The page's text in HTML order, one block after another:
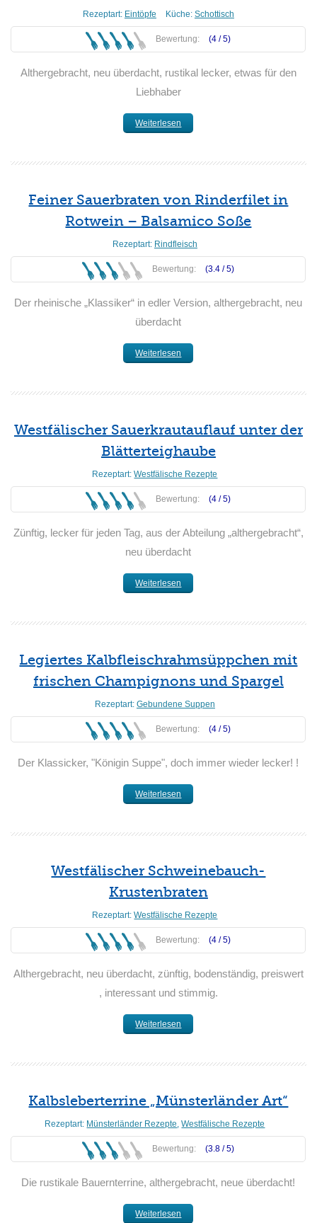
Rezeptart: Eintöpfe Küche: Schottisch
Bewertung: (4 /5)
Althergebracht, neu überdacht, rustikal lecker, etwas für den
Liebhaber
Weiterlesen
Feiner Sauerbraten von Rinderfilet in
Rotwein – Balsamico Soße
Rezeptart: Rindfleisch
Bewertung: (3.4 /5)
Der rheinische „Klassiker“ in edler Version, althergebracht, neu
überdacht
Weiterlesen
Westfälischer Sauerkrautauflauf unter der
Blätterteighaube
Rezeptart:Westfälische Rezepte
Bewertung: (4 /5)
Zünftig, lecker für jeden Tag, aus der Abteilung „althergebracht“,
neu überdacht
Weiterlesen
Legiertes Kalbfleischrahmsüppchen mit
frischen Champignons und Spargel
Rezeptart: Gebundene Suppen
Bewertung: (4 /5)
Der Klassicker, "Königin Suppe", doch immer wieder lecker! !
Weiterlesen
Westfälischer Schweinebauch-
Krustenbraten
Rezeptart:Westfälische Rezepte
Bewertung: (4 /5)
Althergebracht, neu überdacht, zünftig, bodenständig, preiswert
, interessant und stimmig.
Weiterlesen
Kalbsleberterrine „Münsterländer Art“
Rezeptart: Münsterländer Rezepte,Westfälische Rezepte
Bewertung: (3.8 /5)
Die rustikale Bauernterrine, althergebracht, neue überdacht!
Weiterlesen